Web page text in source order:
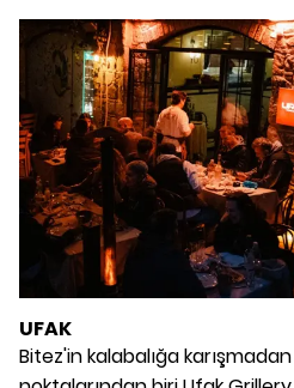
UFAK
Bitez'in kalabalığa